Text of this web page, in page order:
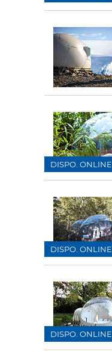
DISPO. ONLINE
DISPO. ONLINE
DISPO. ONLINE